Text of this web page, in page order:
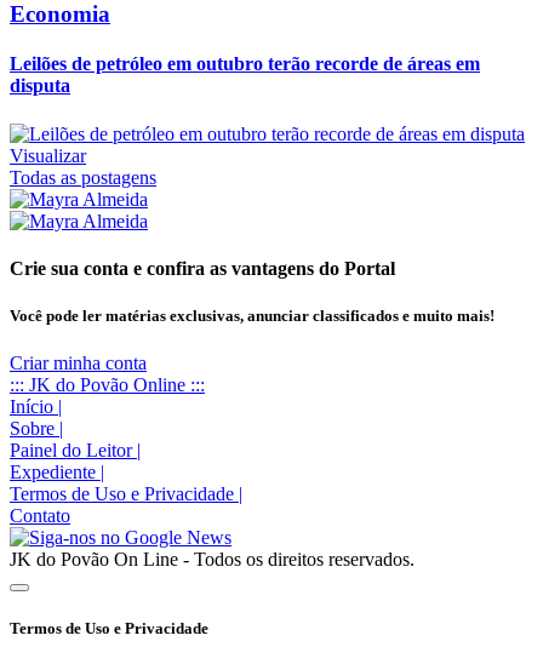
Economia
Leilões de petróleo em outubro terão recorde de áreas em
disputa
Visualizar
Todas as postagens
Crie sua conta e confira as vantagens do Portal
Você pode ler matérias exclusivas, anunciar classificados e muito mais!
Criar minha conta
::: JK do Povão Online :::
Início |
Sobre |
Painel do Leitor |
Expediente |
Termos de Uso e Privacidade |
Contato
JK do Povão On Line - Todos os direitos reservados.
Termos de Uso e Privacidade